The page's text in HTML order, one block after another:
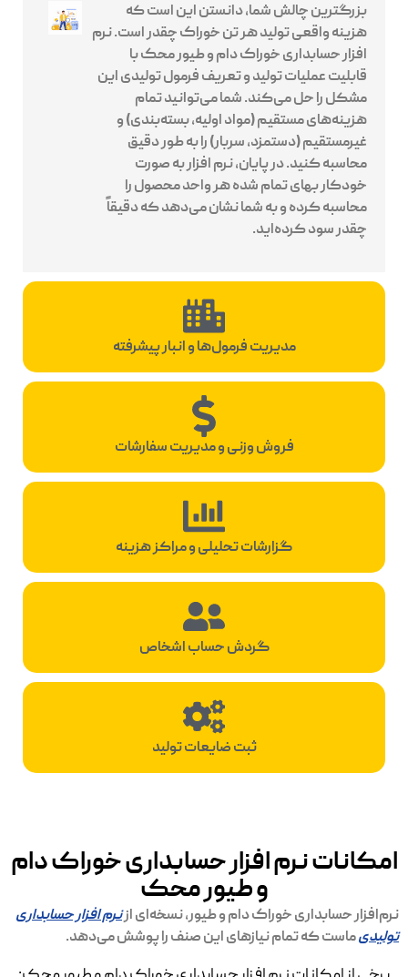
مدیریت فرمول‌ها و انبار پیشرفته
فروش وزنی و مدیریت سفارشات
گزارشات تحلیلی و مراکز هزینه
گردش حساب اشخاص
ثبت ضایعات تولید
بزرگترین چالش شما، دانستن این است که
هزینه واقعی تولید هر تن خوراک چقدر است. نرم
افزار حسابداری خوراک دام و طیور محک با
قابلیت عملیات تولید و تعریف فرمول تولیدی این
مشکل را حل می‌کند. شما می‌توانید تمام
هزینه‌های مستقیم (مواد اولیه، بسته‌بندی) و
غیرمستقیم (دستمزد، سربار) را به طور دقیق
محاسبه کنید. در پایان، نرم افزار به صورت
خودکار بهای تمام شده هر واحد محصول را
محاسبه کرده و به شما نشان می‌دهد که دقیقاً
چقدر سود کرده‌اید.
امکانات نرم افزار حسابداری خوراک دام
و طیور محک
نرم‌افزار حسابداری خوراک دام و طیور، نسخه‌ای ازنرم افزار حسابداری
تولیدیماست که تمام نیازهای این صنف را پوشش می‌دهد.